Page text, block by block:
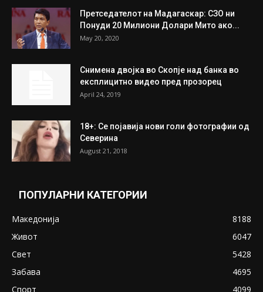
Претседателот на Мадагаскар: СЗО ни
Понуди 20 Милиони Долари Мито ако...
May 20, 2020
Снимена двојка во Скопје над банка во
експлицитно видео пред прозорец
April 24, 2019
18+: Се појавија нови голи фотографии од
Северина
August 21, 2018
ПОПУЛАРНИ КАТЕГОРИИ
Македонија
8188
Живот
6047
Свет
5428
Забава
4695
Спорт
4099